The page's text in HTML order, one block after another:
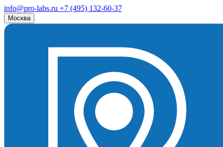
info@pro-labs.ru +7 (495) 132-60-37
Москва